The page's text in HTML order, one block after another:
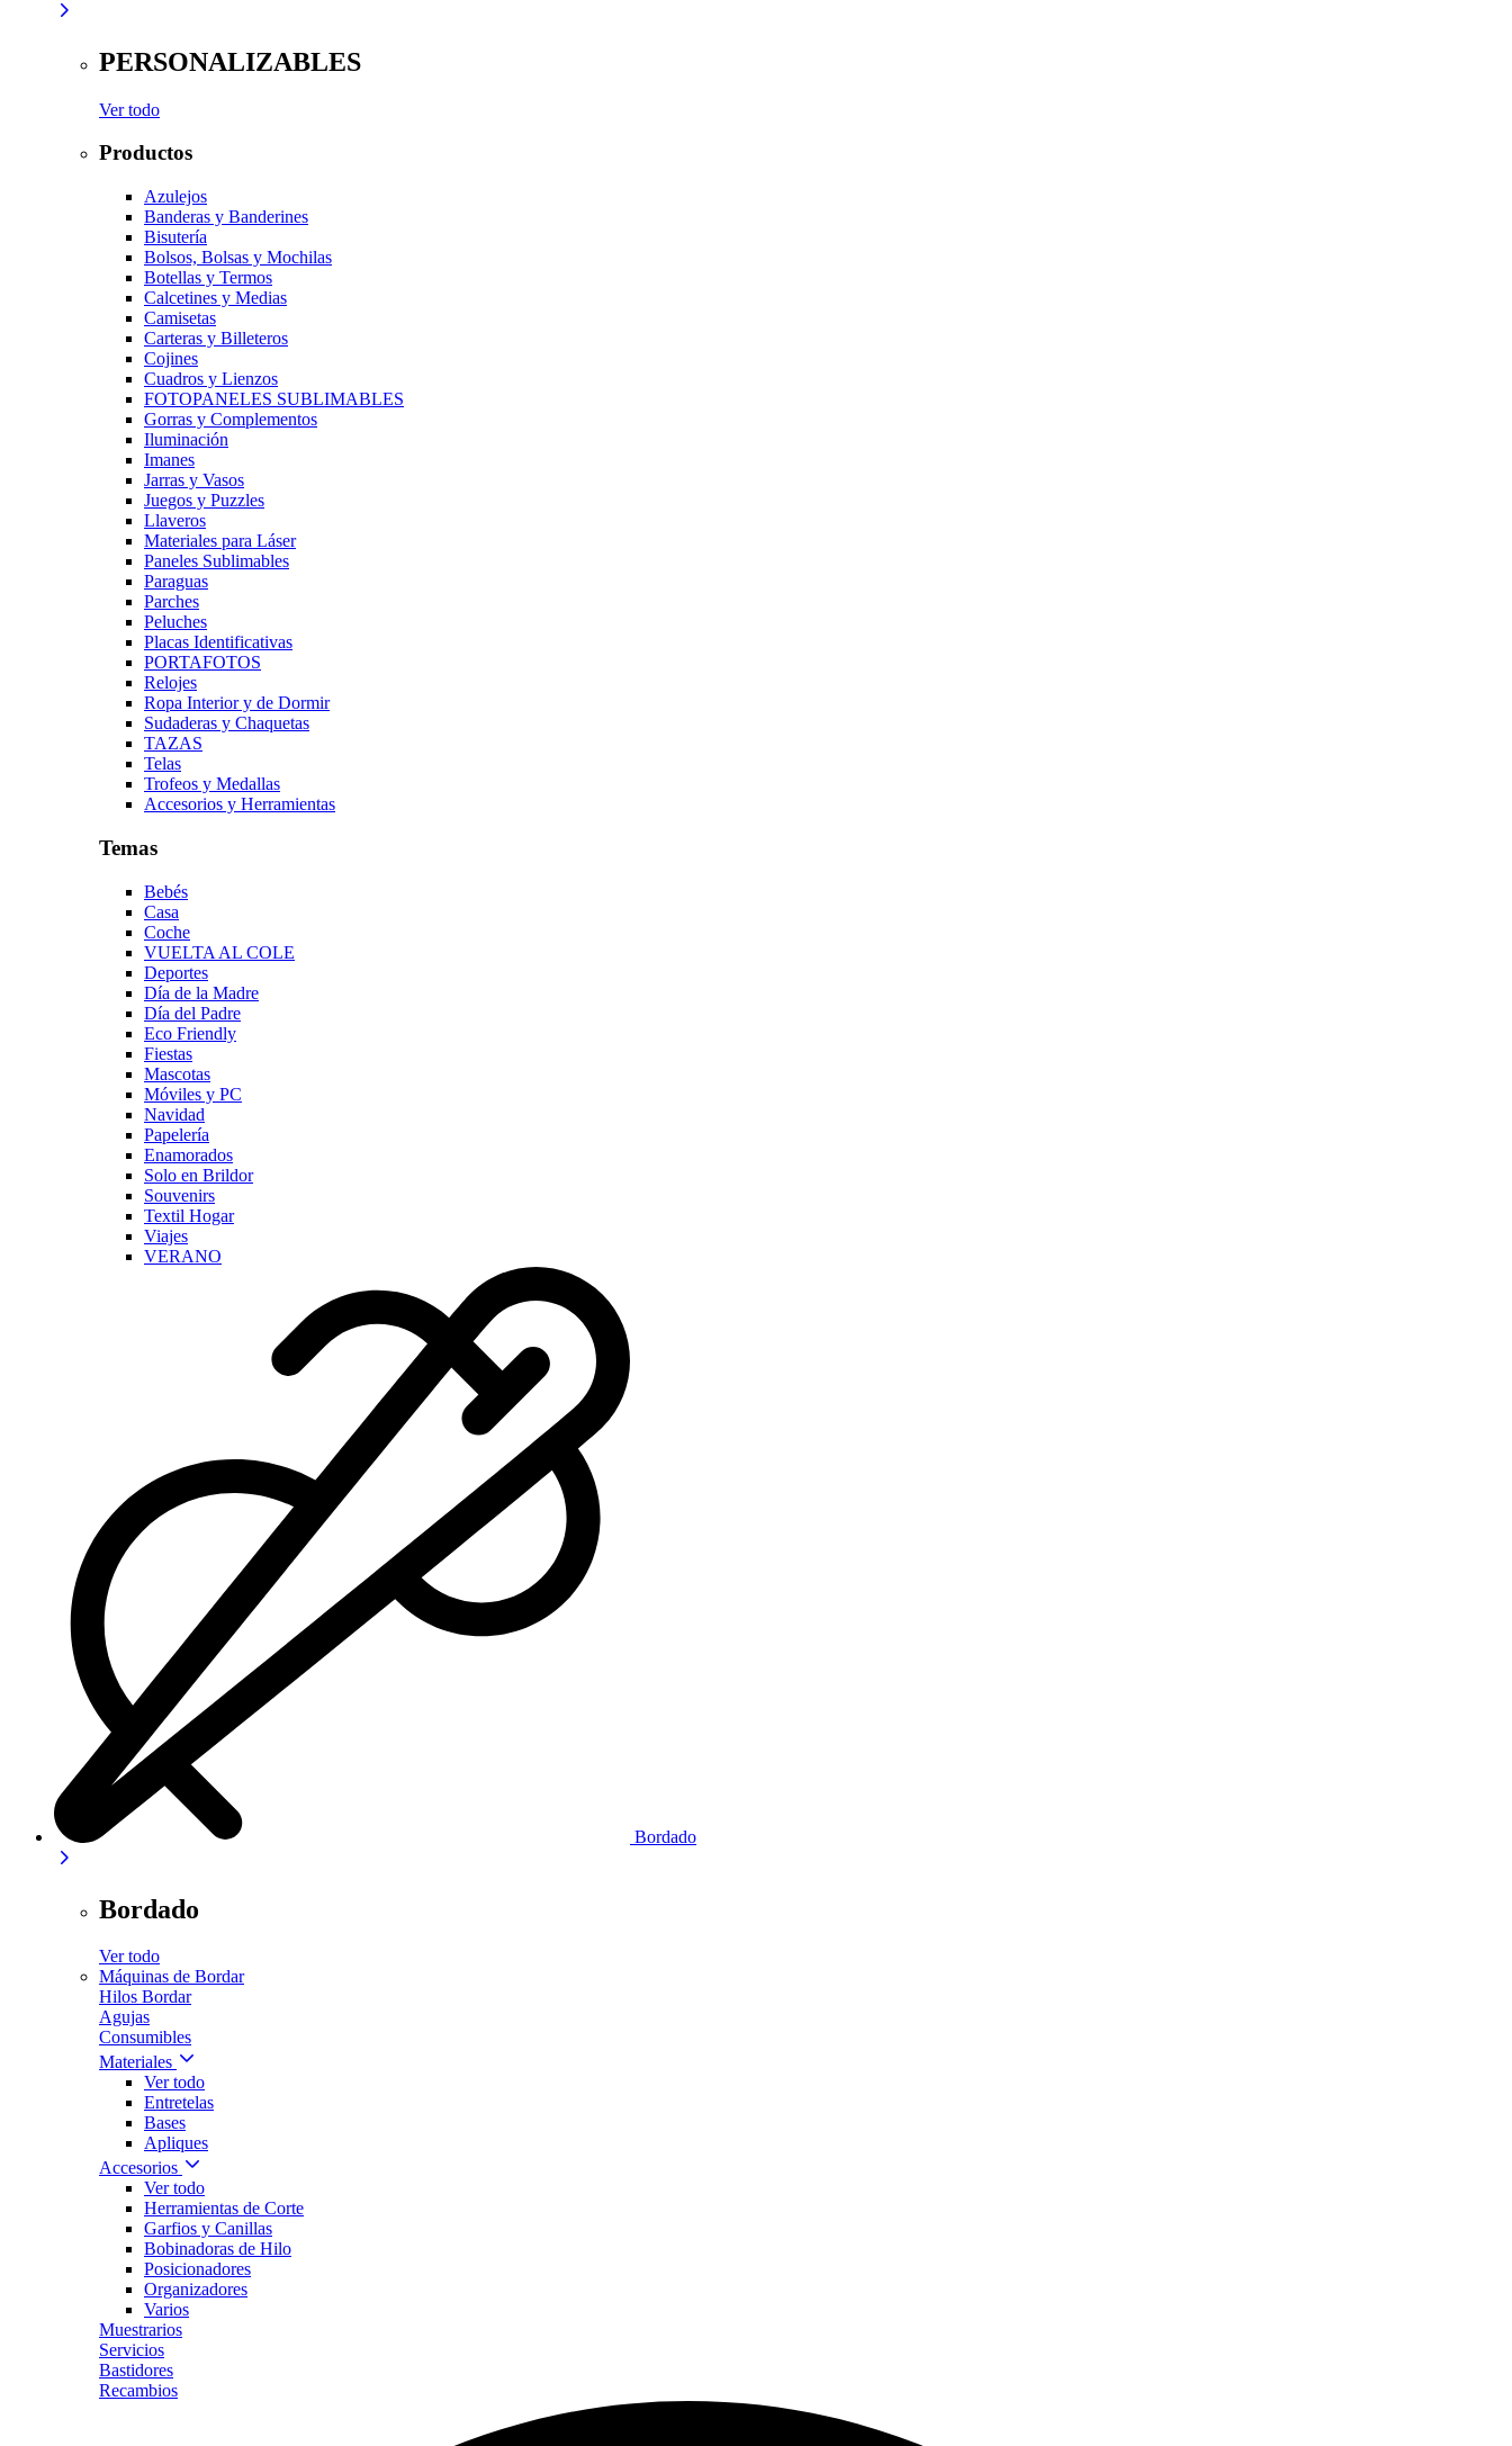
PERSONALIZABLES
Ver todo
Productos
Azulejos
Banderas y Banderines
Bisutería
Bolsos, Bolsas y Mochilas
Botellas y Termos
Calcetines y Medias
Camisetas
Carteras y Billeteros
Cojines
Cuadros y Lienzos
FOTOPANELES SUBLIMABLES
Gorras y Complementos
Iluminación
Imanes
Jarras y Vasos
Juegos y Puzzles
Llaveros
Materiales para Láser
Paneles Sublimables
Paraguas
Parches
Peluches
Placas Identificativas
PORTAFOTOS
Relojes
Ropa Interior y de Dormir
Sudaderas y Chaquetas
TAZAS
Telas
Trofeos y Medallas
Accesorios y Herramientas
Temas
Bebés
Casa
Coche
VUELTA AL COLE
Deportes
Día de la Madre
Día del Padre
Eco Friendly
Fiestas
Mascotas
Móviles y PC
Navidad
Papelería
Enamorados
Solo en Brildor
Souvenirs
Textil Hogar
Viajes
VERANO
Bordado
Bordado
Ver todo
Máquinas de Bordar
Hilos Bordar
Agujas
Consumibles
Materiales
Ver todo
Entretelas
Bases
Apliques
Accesorios
Ver todo
Herramientas de Corte
Garfios y Canillas
Bobinadoras de Hilo
Posicionadores
Organizadores
Varios
Muestrarios
Servicios
Bastidores
Recambios